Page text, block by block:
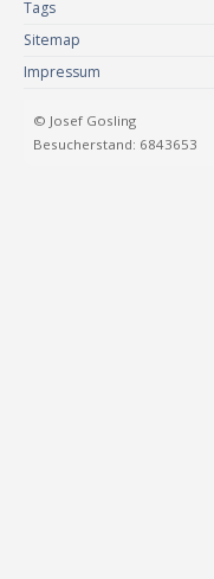
Tags
Sitemap
Impressum
© Josef Gosling
Besucherstand: 6843653